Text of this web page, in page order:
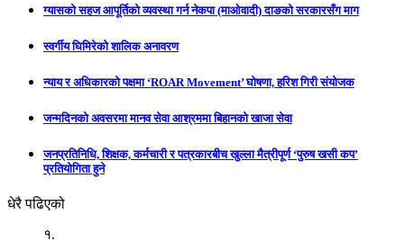
ग्यासको सहज आपूर्तिको व्यवस्था गर्न नेकपा (माओवादी) दाङको सरकारसँग माग
स्वर्गीय घिमिरेको शालिक अनावरण
न्याय र अधिकारको पक्षमा ‘ROAR Movement’ घोषणा, हरिश गिरी संयोजक
जन्मदिनको अवसरमा मानव सेवा आश्रममा बिहानको खाजा सेवा
जनप्रतिनिधि, शिक्षक, कर्मचारी र पत्रकारबीच खुल्ला मैत्रीपूर्ण ‘पुरुष खसी कप’
प्रतियोगिता हुने
धेरै पढिएको
१.